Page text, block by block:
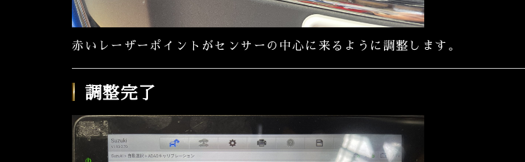
赤いレーザーポイントがセンサーの中心に来るように調整します。
調整完了